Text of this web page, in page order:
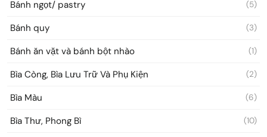
Bánh ngọt/ pastry (5)
Bánh quy (3)
Bánh ăn vặt và bánh bột nhào (1)
Bìa Còng, Bìa Lưu Trữ Và Phụ Kiện (2)
Bìa Màu (6)
Bìa Thư, Phong Bì (10)